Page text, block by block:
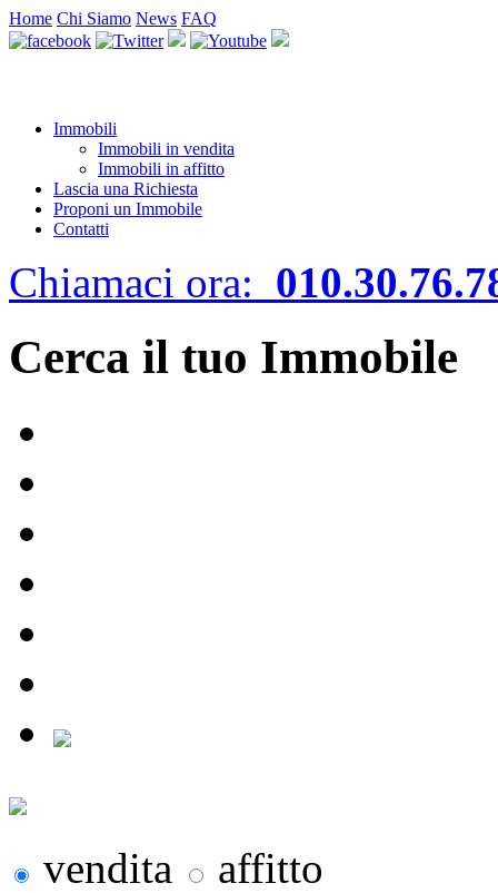
Home Chi Siamo News FAQ
Immobili
Immobili in vendita
Immobili in affitto
Lascia una Richiesta
Proponi un Immobile
Contatti
Chiamaci ora:
Cerca il tuo Immobile
vendita affitto